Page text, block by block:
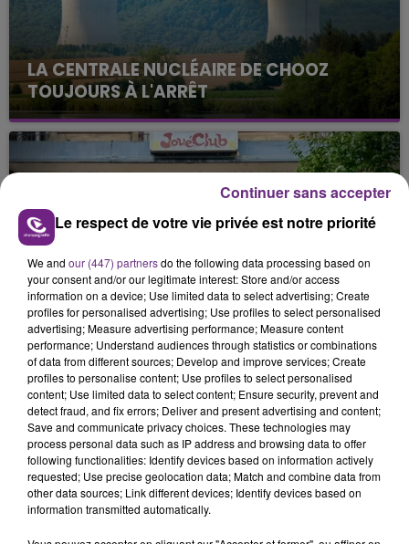
LA CENTRALE NUCLÉAIRE DE CHOOZ
TOUJOURS À L'ARRÊT
Cela fait déjà une semaine que la centrale
nucléaire ardennaise est à l'arrêt. Une situation
justifiée par la sécheresse intense qui est toujours
LE MAGASIN JOUÉCLUB DE REIMS FERME
SES PORTES
C'était l'une des institutions du centre-ville
rémois. Le magasin JouéClub est contraint de
fermer ses portes.
TITRES DIFFUSÉS
6h49
6h49 6h46
6h46
Le respect de votre vie privée est notre priorité
We and our (447) partnersdo the following data processing based on
your consent and/or our legitimate interest: Store and/or access
information on a device; Use limited data to select advertising; Create
profiles for personalised advertising; Use profiles to select personalised
advertising; Measure advertising performance; Measure content
performance; Understand audiences through statistics or combinations
of data from different sources; Develop and improve services; Create
profiles to personalise content; Use profiles to select personalised
content; Use limited data to select content; Ensure security, prevent and
detect fraud, and fix errors; Deliver and present advertising and content;
Save and communicate privacy choices. These technologies may
process personal data such as IP address and browsing data to offer
following functionalities: Identify devices based on information actively
requested; Use precise geolocation data; Match and combine data from
other data sources; Link different devices; Identify devices based on
information transmitted automatically.
Continuer sans accepter